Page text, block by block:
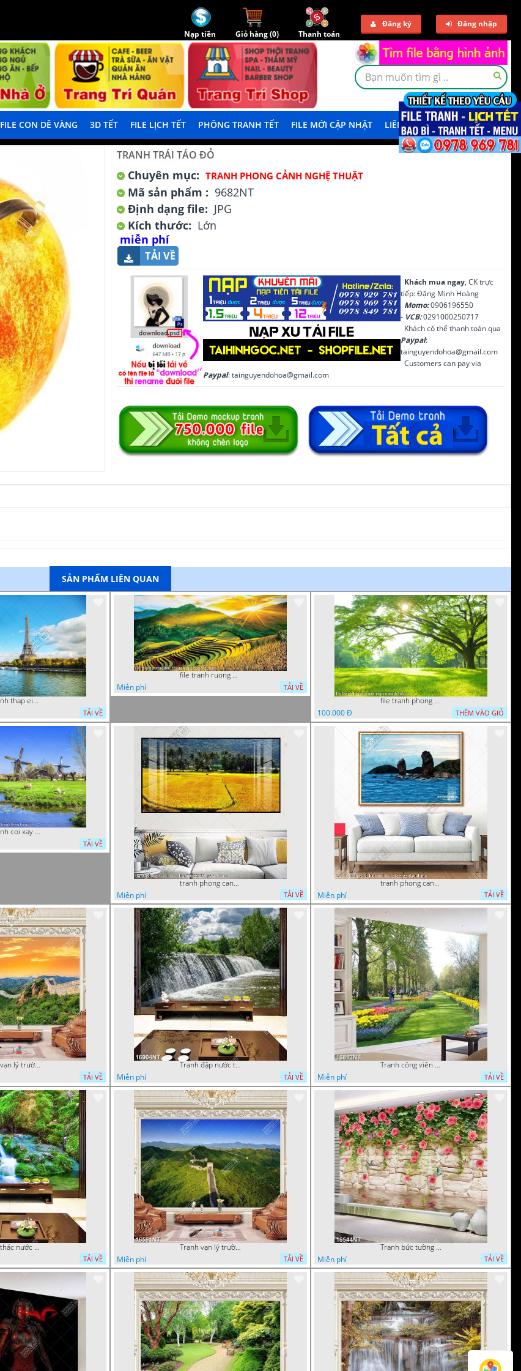
Nạp tiền Giỏ hàng (0) Thanh toán
Đăng ký Đăng nhập
FILE CON DÊ VÀNG 3D TẾT FILE LỊCH TẾT PHÔNG TRANH TẾT FILE MỚI CẬP NHẬT LIÊN HỆ TẢI DEMO
TRANH TRÁI TÁO ĐỎ
Chuyên mục: TRANH PHONG CẢNH NGHỆ THUẬT
Mã sản phẩm : 9682NT
Định dạng file: JPG
Kích thước: Lớn
miễn phí
TẢI VỀ
Khách mua ngay, CK trực
tiếp: Đặng Minh Hoàng
Momo:0906196550
- VCB:0291000250717
Khách có thể thanh toán qua
Paypal:
tainguyendohoa@gmail.com
Customers can pay via
Paypal: tainguyendohoa@gmail.com
SẢN PHẨM LIÊN QUAN
file tranh thap eiffel nuoc phap dep
TẢI VỀ
file tranh ruong bac thang vung cao viet nam
Miễn phí
TẢI VỀ
file tranh phong canh cay co xanh tuoi
100.000 Đ
THÊM VÀO GIỎ
file tranh coi xay gio ben canh dong tranh treo tuong
TẢI VỀ
tranh phong canh dong lua 07022023 quyen
Miễn phí
TẢI VỀ
tranh phong canh bien nui doi 2422023 dao
Miễn phí
TẢI VỀ
Tranh vạn lý trường thành 16989NT
TẢI VỀ
Tranh đập nước tràn
Miễn phí
TẢI VỀ
Tranh công viên có nhiều cây xanh và hoa nở
Miễn phí
TẢI VỀ
Tranh thác nước thiên nhiên tuyệt đẹp 16604NT
TẢI VỀ
Tranh vạn lý trường thành 16591NT
Miễn phí
TẢI VỀ
Tranh bức tường phủ hoa file gốc
Miễn phí
TẢI VỀ